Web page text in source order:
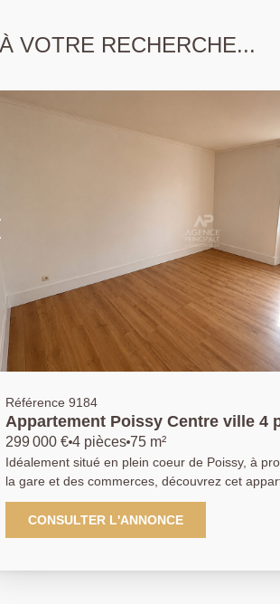
VOTRE RECHERCHE...
Référence 9184
Appartement Poissy Centre ville 4 pièce(s) 75 m2
avec 2 parkings
299 000 € 4 pièces 75 m²
Idéalement situé en plein coeur de Poissy, à
la gare et des commerces, découvrez cet appartement 4
75 m² au 1er étage d'une petite copropriété à
L'appartement se compose d'une entrée, d'une
indépendante, d'un séjour chaleureux avec
CONSULTER L'ANNONCE